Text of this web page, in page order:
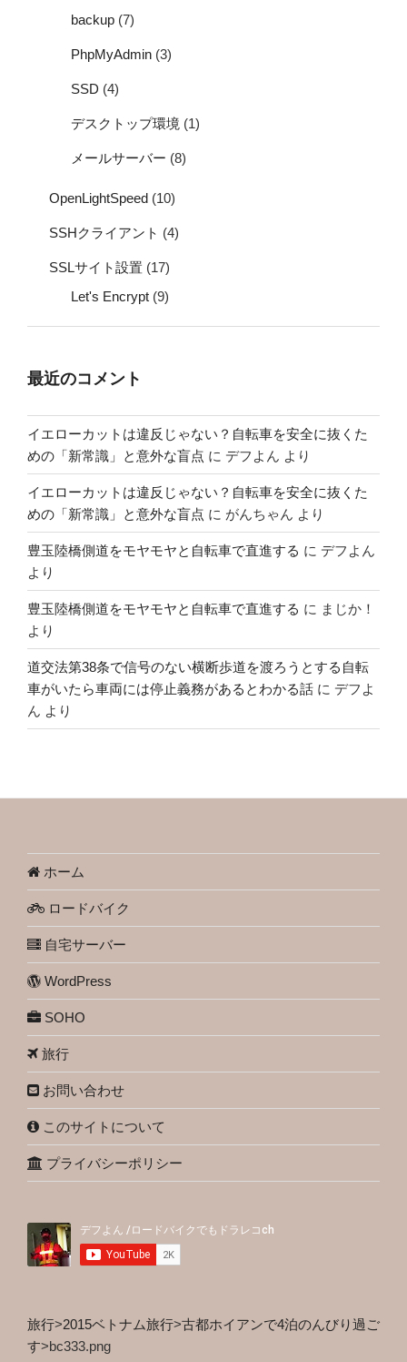
backup (7)
PhpMyAdmin (3)
SSD (4)
デスクトップ環境 (1)
メールサーバー (8)
OpenLightSpeed (10)
SSHクライアント (4)
SSLサイト設置 (17)
Let's Encrypt (9)
最近のコメント
イエローカットは違反じゃない？自転車を安全に抜くた
めの「新常識」と意外な盲点 に デフよん より
イエローカットは違反じゃない？自転車を安全に抜くた
めの「新常識」と意外な盲点 に がんちゃん より
豊玉陸橋側道をモヤモヤと自転車で直進する に デフよん
より
豊玉陸橋側道をモヤモヤと自転車で直進する に まじか！
より
道交法第38条で信号のない横断歩道を渡ろうとする自転
車がいたら車両には停止義務があるとわかる話 に デフよ
ん より
ホーム
ロードバイク
自宅サーバー
WordPress
SOHO
旅行
お問い合わせ
このサイトについて
プライバシーポリシー
旅行>2015ベトナム旅行>古都ホイアンで4泊のんびり過ご
す>bc333.png